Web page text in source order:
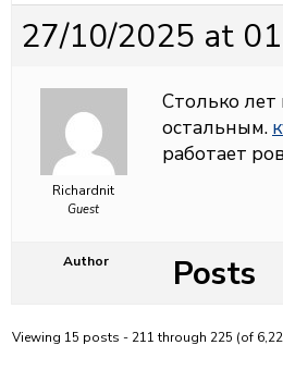
27/10/2025 at
Richardnit
Guest
Столько
остальным.
работает
Author Posts
Viewing 15 posts - 211 through 225 (of